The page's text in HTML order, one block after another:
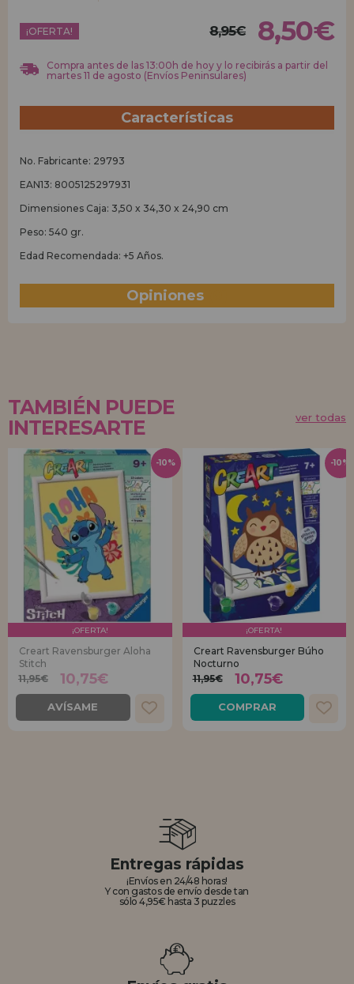
REGISTRO DISTRIBUIDOR
¡OFERTA! 8,95€ 8,50€
Compra antes de las 13:00h de hoy y lo recibirás a partir del
martes 11 de agosto (Envíos Peninsulares)
Características
No. Fabricante: 29793
EAN13: 8005125297931
Dimensiones Caja: 3,50 x 34,30 x 24,90 cm
Peso: 540 gr.
Edad Recomendada: +5 Años.
Opiniones
TAMBIÉN PUEDE
INTERESARTE
ver todas
¡OFERTA!
Creart Ravensburger Aloha
Stitch
11,95€
10,75€
AVÍSAME
-10%
¡OFERTA!
Creart Ravensburger Búho
Nocturno
11,95€
10,75€
COMPRAR
-10%
Entregas rápidas
¡Envíos en 24/48 horas!
Y con gastos de envío desde tan
sólo 4,95€ hasta 3 puzzles